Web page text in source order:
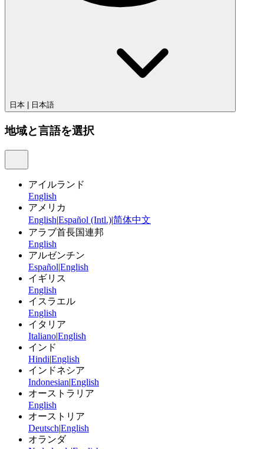
日本 日本語
地域と言語を選択
アイルランド
English
アメリカ
English|Español (Intl.)|简体中文
アラブ首長国連邦
English
アルゼンチン
Español|English
イギリス
English
イスラエル
English
イタリア
Italiano|English
インド
Hindi|English
インドネシア
Indonesian|English
オーストラリア
English
オーストリア
Deutsch|English
オランダ